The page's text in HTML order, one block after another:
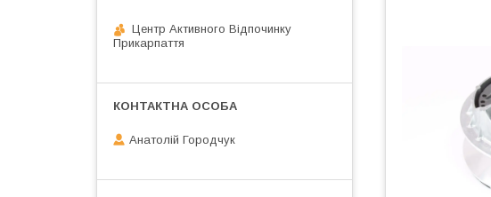
Центр Активного Відпочинку
Прикарпаття
Анатолій Городчук